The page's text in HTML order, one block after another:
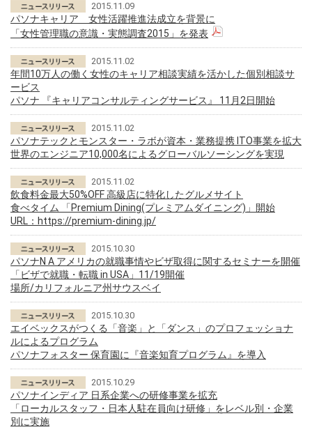
2015.11.09
パソナキャリア 女性活躍推進法成立を背景に
「女性管理職の意識・実態調査2015」を発表
2015.11.02
年間10万人の働く女性のキャリア相談実績を活かした個別相談サ
ービス
パソナ 『キャリアコンサルティングサービス』 11月2日開始
2015.11.02
パソナテックとモンスター・ラボが資本・業務提携 ITO事業を拡大
世界のエンジニア10,000名によるグローバルソーシングを実現
2015.11.02
飲食料金最大50%OFF 高級店に特化したグルメサイト
食べタイム 「Premium Dining(プレミアムダイニング)」開始
URL： https://premium-dining.jp/
2015.10.30
パソナN A アメリカの就職事情やビザ取得に関するセミナーを開催
「ビザで就職・転職 in USA」11/19開催
場所/カリフォルニア州サウスベイ
2015.10.30
エイベックスがつくる「音楽」と「ダンス」のプロフェッショナ
ルによるプログラム
パソナフォスター 保育園に『音楽知育プログラム』を導入
2015.10.29
パソナインディア 日系企業への研修事業を拡充
「ローカルスタッフ・日本人駐在員向け研修」をレベル別・企業
別に実施